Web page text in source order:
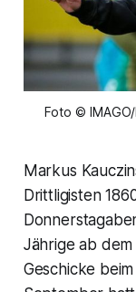
Foto ©
Markus
Drittligisten
Jährige ab
Geschicke